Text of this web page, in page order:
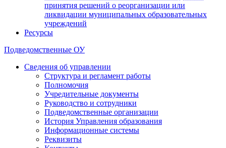
принятия решений о реорганизации или
ликвидации муниципальных образовательных
учреждений
Ресурсы
Подведомственные ОУ
Сведения об управлении
Структура и регламент работы
Полномочия
Учредительные документы
Руководство и сотрудники
Подведомственные организации
История Управления образования
Информационные системы
Реквизиты